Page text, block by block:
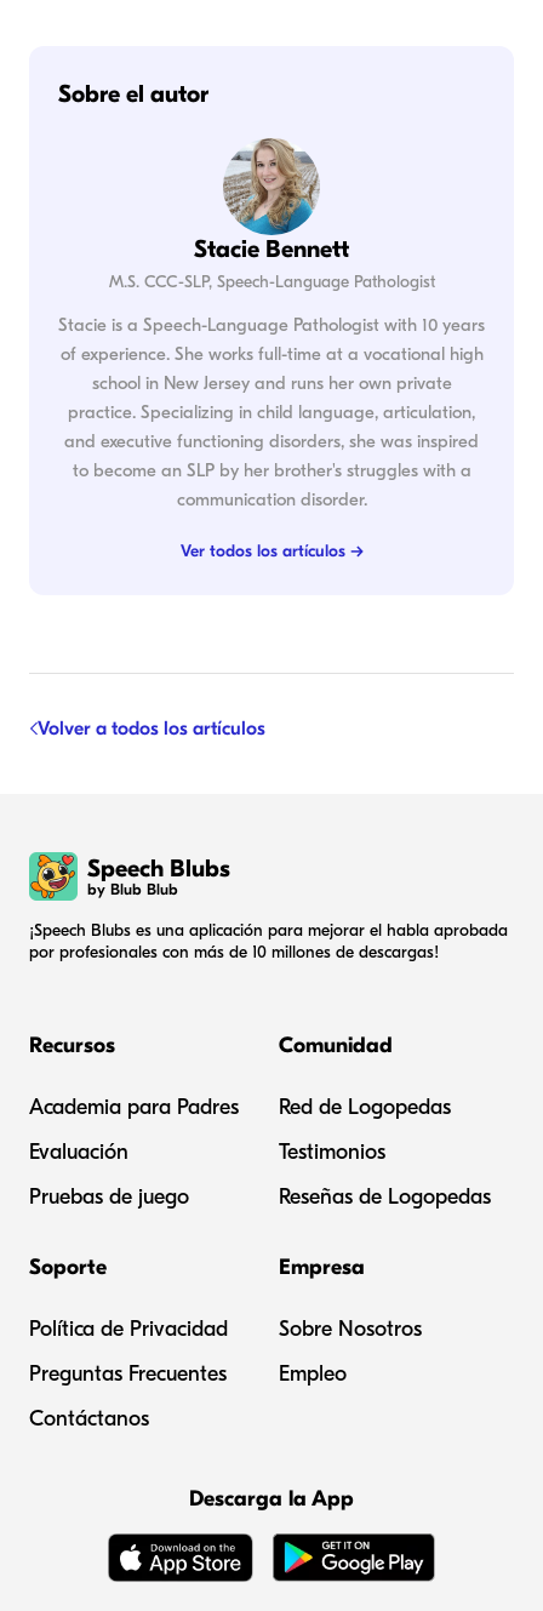
Sobre el autor
Stacie Bennett
M.S. CCC-SLP, Speech-Language Pathologist
Stacie is a Speech-Language Pathologist with 10 years
of experience. She works full-time at a vocational high
school in New Jersey and runs her own private
practice. Specializing in child language, articulation,
and executive functioning disorders, she was inspired
to become an SLP by her brother's struggles with a
communication disorder.
Ver todos los artículos →
Volver a todos los artículos
Speech Blubs
by Blub Blub
¡Speech Blubs es una aplicación para mejorar el habla aprobada
por profesionales con más de 10 millones de descargas!
Recursos
Academia para Padres
Evaluación
Pruebas de juego
Comunidad
Red de Logopedas
Testimonios
Reseñas de Logopedas
Soporte
Política de Privacidad
Preguntas Frecuentes
Contáctanos
Empresa
Sobre Nosotros
Empleo
Descarga la App